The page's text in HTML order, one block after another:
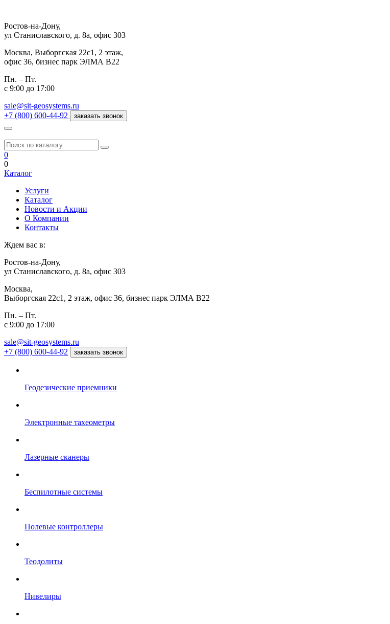
Ростов-на-Дону,
ул Станиславского, д. 8а, офис 303
Москва, Выборгская 22с1, 2 этаж,
офис 36, бизнес парк ЭЛМА В22
Пн. – Пт.
с 9:00 до 17:00
sale@sit-geosystems.ru
+7 (800) 600-44-92
заказать звонок
0
0
Каталог
Услуги
Каталог
Новости и Акции
О Компании
Контакты
Ждем вас в:
Ростов-на-Дону,
ул Станиславского, д. 8а, офис 303
Москва,
Выборгская 22с1, 2 этаж, офис 36, бизнес парк ЭЛМА В22
Пн. – Пт.
с 9:00 до 17:00
sale@sit-geosystems.ru
+7 (800) 600-44-92
заказать звонок
Геодезические приемники
Электронные тахеометры
Лазерные сканеры
Беспилотные системы
Полевые контроллеры
Теодолиты
Нивелиры